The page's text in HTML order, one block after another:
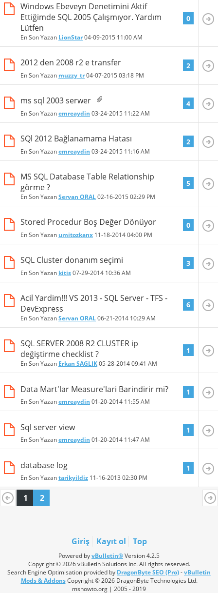
Windows Ebeveyn Denetimini Aktif
Ettiğimde SQL 2005 Çalışmıyor. Yardım
Lütfen
En Son Yazan LionStar04-09-2015 11:00 AM
0
2012 den 2008 r2 e transfer
En Son Yazan muzzy_tr04-07-2015 03:18 PM
2
ms sql 2003 serwer
En Son Yazanemreaydin 03-24-2015 11:22 AM
4
SQl 2012 Bağlanamama Hatası
En Son Yazanemreaydin 03-24-2015 11:16 AM
2
MS SQL Database Table Relationship
görme ?
En Son YazanServan ORAL02-16-2015 02:29 PM
5
Stored Procedur Boş Değer Dönüyor
En Son Yazan umitozkanx 11-18-201404:00 PM
0
SQL Cluster donanım seçimi
En Son Yazan kitis07-29-2014 10:36 AM
3
Acil Yardim!!! VS 2013 - SQL Server - TFS -
DevExpress
En Son YazanServan ORAL06-21-2014 10:29 AM
6
SQL SERVER 2008 R2 CLUSTER ip
değiştirme checklist ?
En Son Yazan Erkan SAGLIK05-28-201409:41 AM
1
Data Mart'lar Measure'lari Barindirir mi?
En Son Yazanemreaydin 01-20-2014 11:55 AM
1
Sql server view
En Son Yazanemreaydin 01-20-2014 11:47 AM
1
database log
En Son Yazantarikyildiz 11-16-2013 02:30 PM
1
1 2
Giriş Kayıt ol Top
Powered byvBulletin®Version 4.2.5
Copyright © 2026 vBulletin Solutions Inc. All rights reserved.
Search Engine Optimisation provided by DragonByte SEO (Pro)-vBulletin
Mods & AddonsCopyright © 2026 DragonByte Technologies Ltd.
mshowto.org | 2005 - 2019